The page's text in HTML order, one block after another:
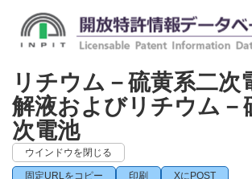
リチウム－硫黄系二次
解液およびリチウム－
次電池
ウインドウを閉じる
固定URLをコピー 印刷 XにPOST